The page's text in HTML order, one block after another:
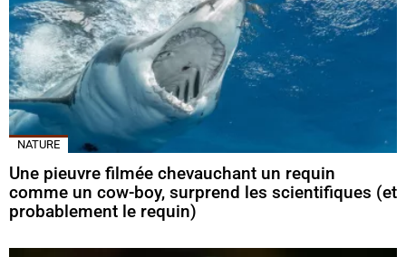
NATURE
Une pieuvre filmée chevauchant un requin
comme un cow-boy, surprend les scientifiques (et
probablement le requin)